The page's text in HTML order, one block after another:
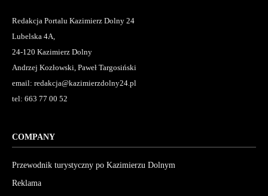
Redakcja Portalu Kazimierz Dolny 24
Lubelska 4A,
24-120 Kazimierz Dolny
Andrzej Kozłowski, Paweł Targosiński
email: redakcja@kazimierzdolny24.pl
tel: 663 77 00 52
COMPANY
Przewodnik turystyczny po Kazimierzu Dolnym
Reklama